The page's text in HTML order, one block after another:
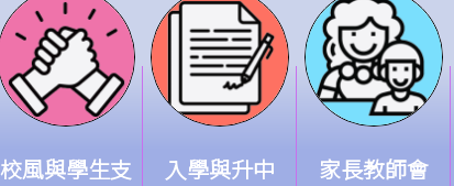
校風與學生支
入學與升中 家長教師會